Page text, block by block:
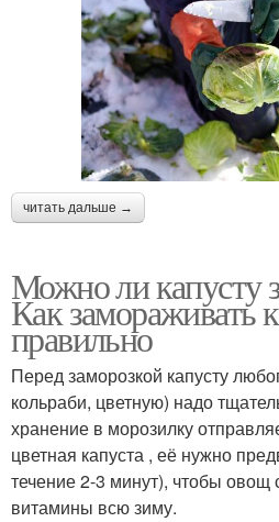
читать дальше →
Можно ли капусту
Как замораживать
правильно
Перед заморозкой капусту
кольраби, цветную) надо
хранение в морозилку
цветная капуста , её нужно
течение 2-3 минут), чтобы
витамины всю зиму.